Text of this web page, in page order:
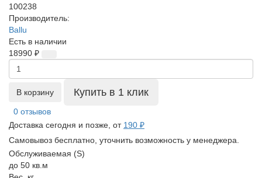
100238
Производитель:
Ballu
Есть в наличии
18990 ₽
В корзину Купить в 1 клик
0 отзывов
Доставка сегодня и позже, от 190 ₽
Самовывоз бесплатно, уточнить возможность у менеджера.
Обслуживаемая (S)
до 50 кв.м